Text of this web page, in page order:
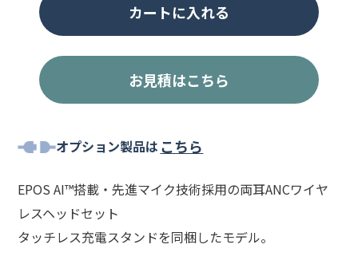
カートに入れる
お見積はこちら
オプション製品は こちら
EPOS AI™搭載・先進マイク技術採用の両耳ANCワイヤ
レスヘッドセット
タッチレス充電スタンドを同梱したモデル。